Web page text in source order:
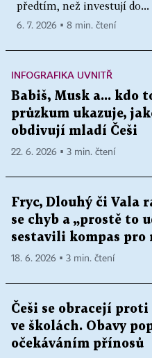
předtím, než investují do...
6. 7. 2026 ▪ 8 min. čtení
INFOGRAFIKA UVNITŘ
Babiš, Musk a... kdo
průzkum ukazuje,
obdivují mladí Češi
22. 6. 2026 ▪ 3 min. čtení
Fryc, Dlouhý či Vala
se chyb a „prostě to
sestavili kompas
18. 6. 2026 ▪ 3 min. čtení
Češi se obracejí
ve školách. Obavy
očekáváním přínosů